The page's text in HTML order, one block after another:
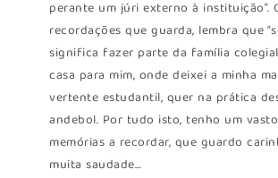
perante um júri externo à instituição”.
recordações que guarda, lembra que
significa fazer parte da família
casa para mim, onde deixei a minha
vertente estudantil, quer na prática
andebol. Por tudo isto, tenho um
memórias a recordar, que guardo
muita saudade…